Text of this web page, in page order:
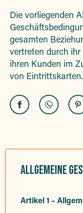
Die vorliegenden
gesamten
vertreten durch
ihren Kunden im
von Eintrittskarten.
ALLGEMEINE
Artikel 1 –